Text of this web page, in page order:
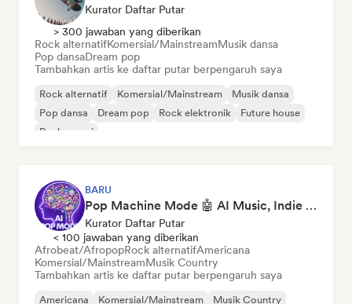
Kurator Daftar Putar
> 300 jawaban yang diberikan
Rock alternatifKomersial/MainstreamMusik dansa
Pop dansaDream pop
Tambahkan artis ke daftar putar berpengaruh saya
Rock alternatif Komersial/Mainstream
Musik dansa
Pop dansa
Dream pop Rock elektronik
Future house
Rock garasi
BARU
Pop Machine Mode 🤖 AI Music, Indie Pop & Dream Pop
Kurator Daftar Putar
< 100 jawaban yang diberikan
Afrobeat/AfropopRock alternatifAmericana
Komersial/MainstreamMusik Country
Tambahkan artis ke daftar putar berpengaruh saya
Americana Komersial/Mainstream Musik Country